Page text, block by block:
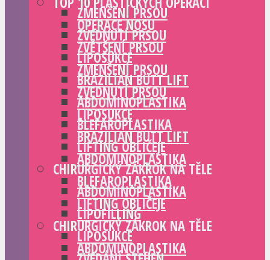
ZMENŠENÍ PRSOU
ZVEDNUTÍ PRSOU
LIPOSUKCE
BRAZILIAN BUTT LIFT
ABDOMINOPLASTIKA
BLEFAROPLASTIKA
LIFTING OBLIČEJE
CHIRURGICKÝ ZÁKROK NA TĚLE
ABDOMINOPLASTIKA
LIPOFILLING
LIPOSUKCE
OPERACE NOSU
ZVĚTŠENÍ PRSOU
ZMENŠENÍ PRSOU
ZVEDNUTÍ PRSOU
LIPOSUKCE
BRAZILIAN BUTT LIFT
ABDOMINOPLASTIKA
BLEFAROPLASTIKA
LIFTING OBLIČEJE
CHIRURGICKÝ ZÁKROK NA TĚLE
ABDOMINOPLASTIKA